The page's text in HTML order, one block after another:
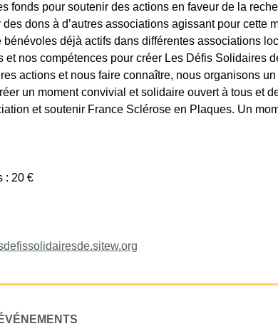
fonds pour soutenir des actions en faveur de la
dons à d’autres associations agissant pour cette
déjà actifs dans différentes associations
et nos compétences pour créer Les Défis Solidaires
actions et nous faire connaître, nous organisons un
un moment convivial et solidaire ouvert à tous et
et soutenir France Sclérose en Plaques. Un
: 20 €